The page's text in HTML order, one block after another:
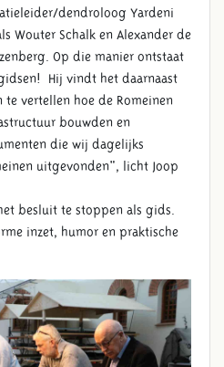
dendroloog Yardeni
Wouter Schalk en Alexander de
Op die manier ontstaat
Hij vindt het daarnaast
vertellen hoe de Romeinen
bouwden en
die wij dagelijks
uitgevonden", licht Joop
besluit te stoppen als gids.
inzet, humor en praktische